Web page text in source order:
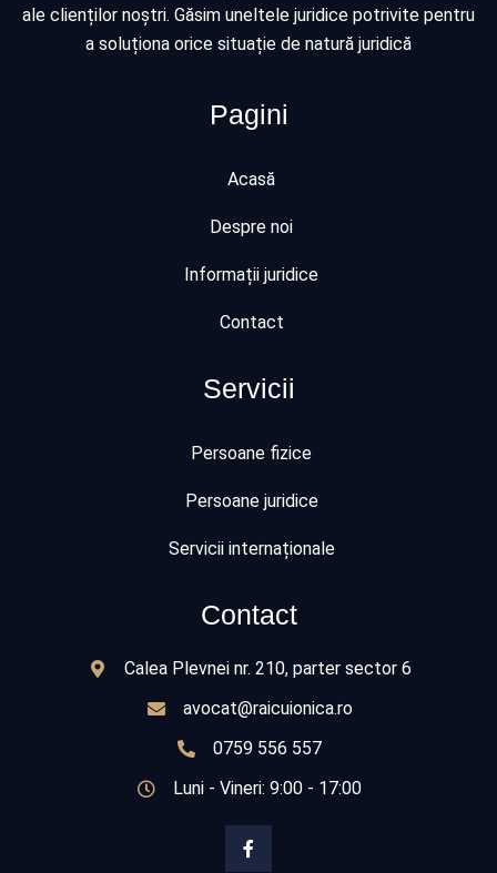
ale clienților noștri. Găsim uneltele juridice potrivite pentru
a soluționa orice situație de natură juridică
Pagini
Acasă
Despre noi
Informații juridice
Contact
Servicii
Persoane fizice
Persoane juridice
Servicii internaționale
Contact
Calea Plevnei nr. 210, parter sector 6
avocat@raicuionica.ro
0759 556 557
Luni - Vineri: 9:00 - 17:00